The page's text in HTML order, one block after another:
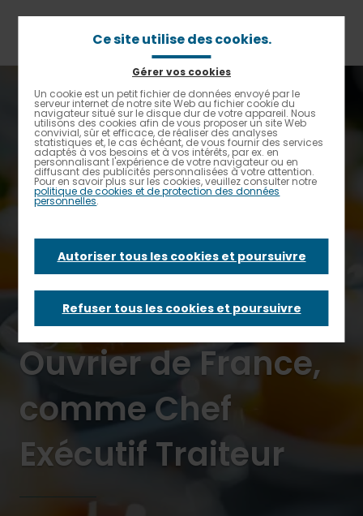
Contrastes renforcés
d'Ariane
Accueil
Elior lance son activité Traiteur et nomme Stéphane
Duval, Meilleur Ouvrier de France, comme Chef Exécutif
Traiteur
Elior lance son
activité Traiteur et
nomme Stéphane
Duval, Meilleur
Ouvrier de France,
comme Chef
Exécutif Traiteur
Ce site utilise des cookies.
Gérer vos cookies
Un cookie est un petit fichier de données envoyé par le
serveur internet de notre site Web au fichier cookie du
navigateur situé sur le disque dur de votre appareil. Nous
utilisons des cookies afin de vous proposer un site Web
convivial, sûr et efficace, de réaliser des analyses
statistiques et, le cas échéant, de vous fournir des services
adaptés à vos besoins et à vos intérêts, par ex. en
personnalisant l'expérience de votre navigateur ou en
diffusant des publicités personnalisées à votre attention.
Pour en savoir plus sur les cookies, veuillez consulter notre
politique de cookies et de protection des données
personnelles.
Autoriser tous les cookies et poursuivre
Refuser tous les cookies et poursuivre